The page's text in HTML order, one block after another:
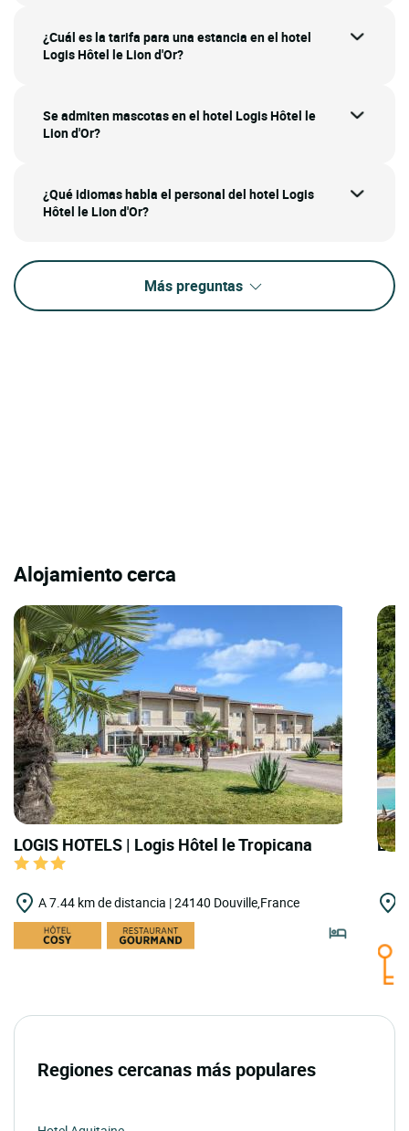
¿Cuál es la tarifa para una estancia en el hotel
Logis Hôtel le Lion d'Or?
Se admiten mascotas en el hotel Logis Hôtel le
Lion d'Or?
¿Qué idiomas habla el personal del hotel Logis
Hôtel le Lion d'Or?
Más preguntas
Alojamiento cerca
LOGIS HOTELS | Logis Hôtel le Tropicana
A 7.44 km de distancia | 24140 Douville,France
Regiones cercanas más populares